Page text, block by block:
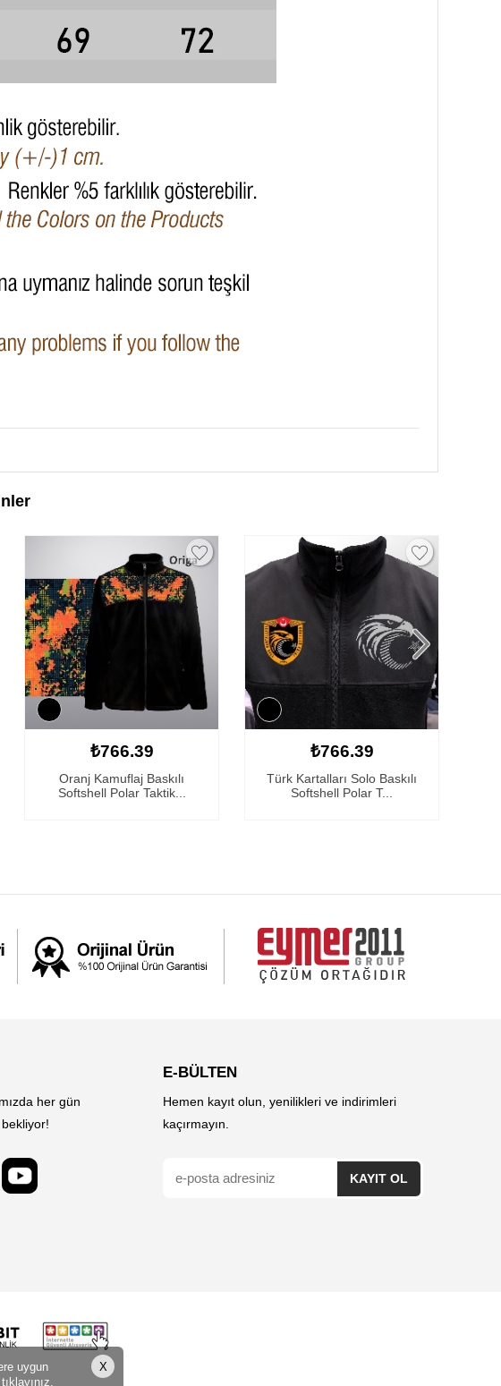
₺766.39
Oranj Kamuflaj Baskılı
Softshell Polar Taktik...
₺766.39
Türk Kartalları Solo Baskılı
Softshell Polar T...
E-BÜLTEN
her gün
Hemen kayıt olun, yenilikleri ve indirimleri
kaçırmayın.
uygun
X